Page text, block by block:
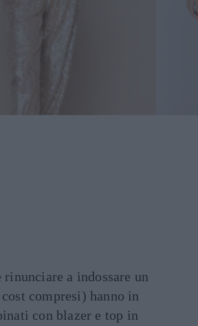
rinunciare a indossare un
compresi) hanno in
con blazer e top in